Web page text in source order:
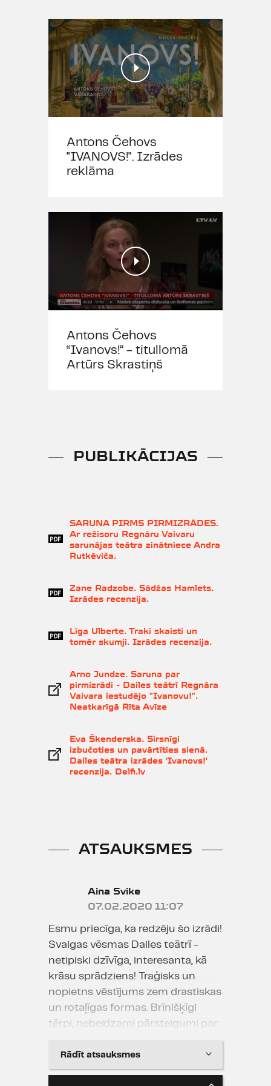
Antons Čehovs
"IVANOVS!". Izrādes
reklāma
Antons Čehovs
“Ivanovs!” - titullomā
Artūrs Skrastiņš
PUBLIKĀCIJAS
SARUNA PIRMS PIRMIZRĀDES.
Ar režisoru Regnāru Vaivaru
sarunājas teātra zinātniece Andra
Rutkēviča.
Zane Radzobe. Sādžas Hamlets.
Izrādes recenzija.
Līga Ulberte. Traki skaisti un
tomēr skumji. Izrādes recenzija.
Arno Jundze. Saruna par
pirmizrādi - Dailes teātrī Regnāra
Vaivara iestudējo "Ivanovu!".
Neatkarīgā Rīta Avīze
Eva Škenderska. Sirsnīgi
izbučoties un pavārtīties sienā.
Dailes teātra izrādes 'Ivanovs!'
recenzija. Delfi.lv
ATSAUKSMES
Aina Svike
07.02.2020 11:07
Esmu priecīga, ka redzēju šo izrādi!
Svaigas vēsmas Dailes teātrī -
netipiski dzīvīga, interesanta, kā
krāsu sprādziens! Traģisks un
nopietns vēstījums zem drastiskas
un rotaļīgas formas. Brīnišķīgi
tērpi, nebeidzami pārsteigumi par
telpas paplašināšanu caur
skatītāju zāli. Kaut kas pilnīgi jauns
Rādīt atsauksmes